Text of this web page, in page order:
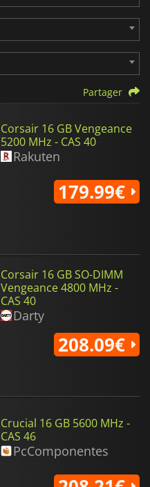
Partager
Corsair 16 GB Vengeance
5200 MHz - CAS 40
Rakuten
179.99€
Corsair 16 GB SO-DIMM
Vengeance 4800 MHz -
CAS 40
Darty
208.09€
Crucial 16 GB 5600 MHz -
CAS 46
PcComponentes